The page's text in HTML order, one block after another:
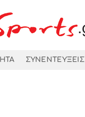
ΣΥΝΕΝΤΕΥΞΕΙΣ